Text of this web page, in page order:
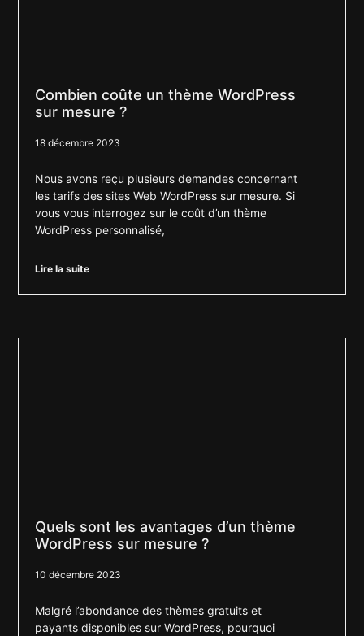
Combien coûte un thème WordPress
sur mesure ?
18 décembre 2023
Nous avons reçu plusieurs demandes concernant
les tarifs des sites Web WordPress sur mesure. Si
vous vous interrogez sur le coût d’un thème
WordPress personnalisé,
Lire la suite
Quels sont les avantages d’un thème
WordPress sur mesure ?
10 décembre 2023
Malgré l’abondance des thèmes gratuits et
payants disponibles sur WordPress, pourquoi